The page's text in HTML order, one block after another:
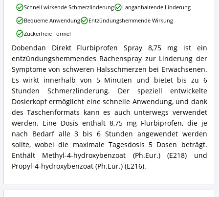
Dobendan
Direkt
Flurbiprofen
Spray
8,75mg
Zusammenfassung:
Was
bietet
dieses
Halsspray?
Dobendan Direkt Flurbiprofen Spray 8,75 mg ist ein
entzündungshemmendes Rachenspray zur Linderung der
Symptome von schweren Halsschmerzen bei Erwachsenen.
Es wirkt innerhalb von 5 Minuten und bietet bis zu 6
Stunden Schmerzlinderung. Der speziell entwickelte
Dosierkopf ermöglicht eine schnelle Anwendung, und dank
des Taschenformats kann es auch unterwegs verwendet
werden. Eine Dosis enthält 8,75 mg Flurbiprofen, die je
nach Bedarf alle 3 bis 6 Stunden angewendet werden
sollte, wobei die maximale Tagesdosis 5 Dosen beträgt.
Enthält Methyl-4-hydroxybenzoat (Ph.Eur.) (E218) und
Propyl-4-hydroxybenzoat (Ph.Eur.) (E216).
Dobendan
Direkt
Flurbiprofen
Spray
8,75mg
Vorteile:
Was
spricht
für
dieses
Halsspray?
Schnell wirkende Schmerzlinderung
Langanhaltende Linderung
Bequeme Anwendung
Entzündungshemmende Wirkung
Zuckerfreie Formel